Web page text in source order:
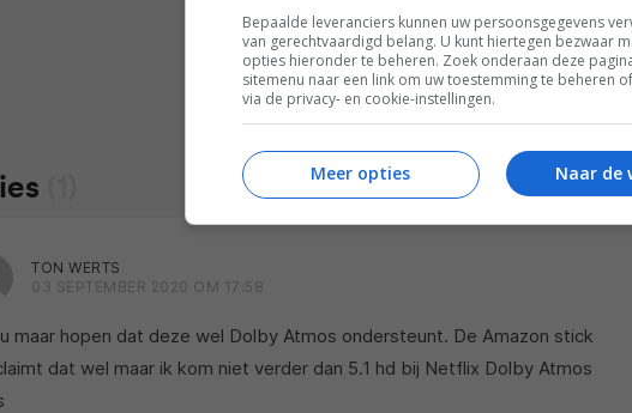
TON WERTS
03 SEPTEMBER 2020 OM 17:58
maar hopen dat deze wel Dolby Atmos ondersteunt. De Amazon stick
dat wel maar ik kom niet verder dan 5.1 hd bij Netflix Dolby Atmos
Bepaalde leveranciers kunnen uw persoonsgegevens
van gerechtvaardigd belang. U kunt hiertegen bezwaar
opties hieronder te beheren. Zoek onderaan deze
sitemenu naar een link om uw toestemming te beheren
via de privacy- en cookie-instellingen.
Naar de
Meer opties